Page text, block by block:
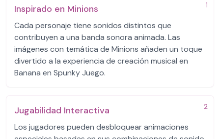
1
Inspirado en Minions
Cada personaje tiene sonidos distintos que
contribuyen a una banda sonora animada. Las
imágenes con temática de Minions añaden un toque
divertido a la experiencia de creación musical en
Banana en Spunky Juego.
2
Jugabilidad Interactiva
Los jugadores pueden desbloquear animaciones